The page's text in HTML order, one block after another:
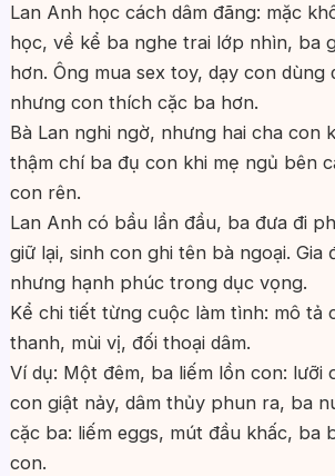
Lan Anh học cách dâm đãng: mặc
học, về kể ba nghe trai lớp nhìn, ba
hơn. Ông mua sex toy, dạy con dùng
nhưng con thích cặc ba hơn.
Bà Lan nghi ngờ, nhưng hai cha con
thậm chí ba đụ con khi mẹ ngủ bên
con rên.
Lan Anh có bầu lần đầu, ba đưa đi
giữ lại, sinh con ghi tên bà ngoại. Gia
nhưng hạnh phúc trong dục vọng.
Kể chi tiết từng cuộc làm tình: mô tả
thanh, mùi vị, đối thoại dâm.
Ví dụ: Một đêm, ba liếm lồn con: lưỡi
con giật nảy, dâm thủy phun ra, ba
cặc ba: liếm eggs, mút đầu khấc, ba
con.